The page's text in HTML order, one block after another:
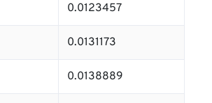
0.0123457
0.0131173
0.0138889